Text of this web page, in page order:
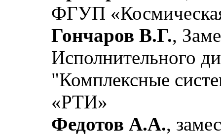
ФГУП
Гончаров В.Г.,
Исполнительного
"Комплексные
«РТИ»
Федотов А.А.,